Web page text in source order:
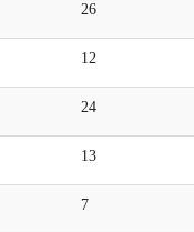
26
12
24
13
7